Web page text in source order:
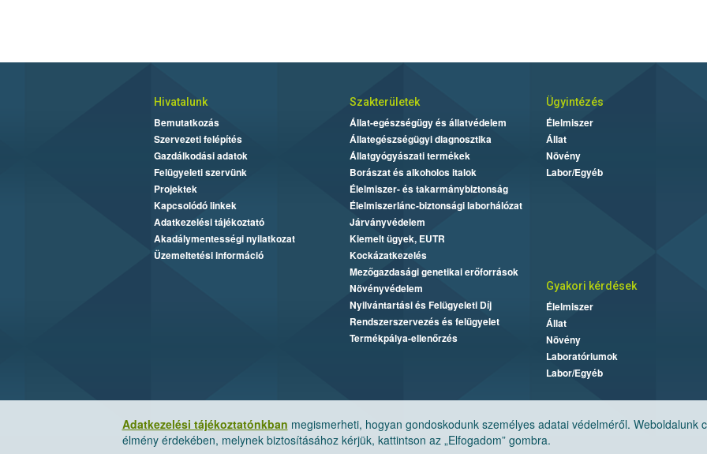
Adatkezelési tájékoztatónkban megismerheti, hogyan gondoskodunk személyes adatai védelméről. Weboldalunk
élmény érdekében, melynek biztosításához kérjük, kattintson az „Elfogadom” gombra.
Hivatalunk
Bemutatkozás
Szervezeti felépítés
Gazdálkodási adatok
Felügyeleti szervünk
Projektek
Kapcsolódó linkek
Adatkezelési tájékoztató
Akadálymentességi nyilatkozat
Üzemeltetési információ
Szakterületek
Állat-egészségügy és állatvédelem
Állategészségügyi diagnosztika
Állatgyógyászati termékek
Borászat és alkoholos italok
Élelmiszer- és takarmánybiztonság
Élelmiszerlánc-biztonsági laborhálózat
Járványvédelem
Kiemelt ügyek, EUTR
Kockázatkezelés
Mezőgazdasági genetikai erőforrások
Növényvédelem
Nyilvántartási és Felügyeleti Díj
Rendszerszervezés és felügyelet
Termékpálya-ellenőrzés
Ügyintézés
Élelmiszer
Állat
Növény
Labor/Egyéb
Gyakori kérdések
Élelmiszer
Állat
Növény
Laboratóriumok
Labor/Egyéb